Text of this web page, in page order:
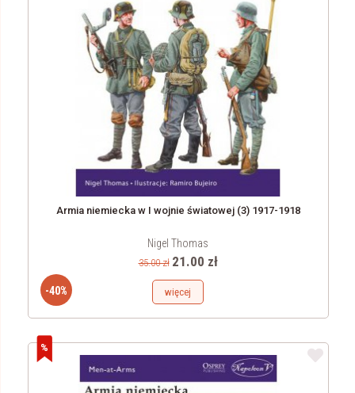
-40%
Armia niemiecka w I wojnie światowej (3) 1917-1918
Nigel Thomas
35.00 zł 21.00 zł
więcej